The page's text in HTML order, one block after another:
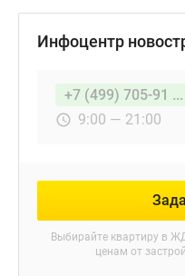
Бизнес-
центры
Коттеджи
Инфоцентр
+7 (499) 705-91 ...
9:00 — 21:00
Выбирайте квартиру в ЖД
ценам от